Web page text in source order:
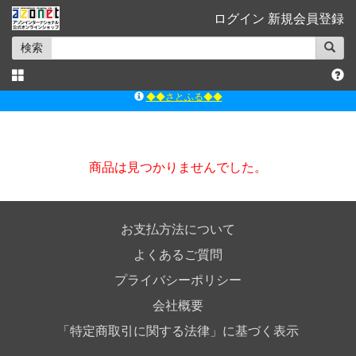
ログイン 新規会員登録
検索
◆◆さとふる◆◆
ｱｿﾞﾝｵﾝﾗｲﾝｼｮｯﾌﾟX
商品は見つかりませんでした。
お支払方法について
よくあるご質問
プライバシーポリシー
会社概要
「特定商取引に関する法律」に基づく表示